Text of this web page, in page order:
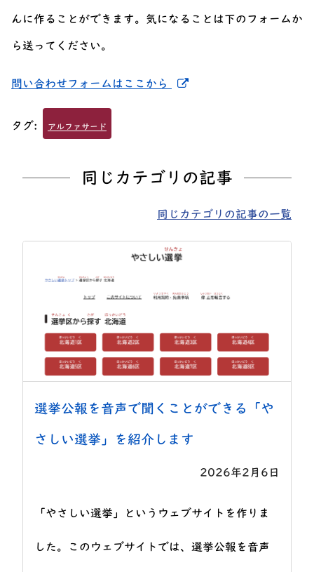
んに作ることができます。気になることは下のフォームか
ら送ってください。
問い合わせフォームはここから
タグ: アルファサード
同じカテゴリの記事
同じカテゴリの記事の一覧
選挙公報を音声で聞くことができる「や
さしい選挙」を紹介します
2026年2月6日
「やさしい選挙」というウェブサイトを作りま
した。このウェブサイトでは、選挙公報を音声